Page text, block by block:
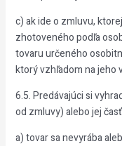
c) ak ide o zmluvu,
zhotoveného podľa
tovaru určeného
ktorý vzhľadom na jeho
6.5. Predávajúci si
od zmluvy) alebo jej
a) tovar sa nevyrába